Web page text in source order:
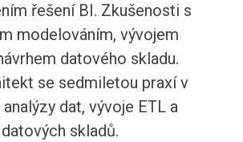
řešení BI. Zkušenosti s
modelováním, vývojem
datového skladu.
se sedmiletou praxí v
dat, vývoje ETL a
skladů.